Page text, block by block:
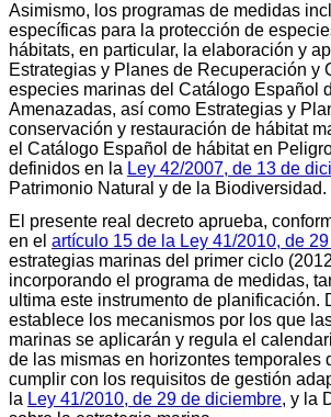
Asimismo, los programas de medidas
específicas para la protección de
hábitats, en particular, la elaboración y
Estrategias y Planes de Recuperación y
especies marinas del Catálogo Español
Amenazadas, así como Estrategias y
conservación y restauración de hábitat
el Catálogo Español de hábitat en
definidos en la Ley 42/2007, de 13 de
Patrimonio Natural y de la Biodiversidad.
El presente real decreto aprueba,
en el artículo 15 de la Ley 41/2010, de
estrategias marinas del primer ciclo
incorporando el programa de medidas,
ultima este instrumento de planificación.
establece los mecanismos por los que
marinas se aplicarán y regula el
de las mismas en horizontes temporales
cumplir con los requisitos de gestión
la Ley 41/2010, de 29 de diciembre, y la